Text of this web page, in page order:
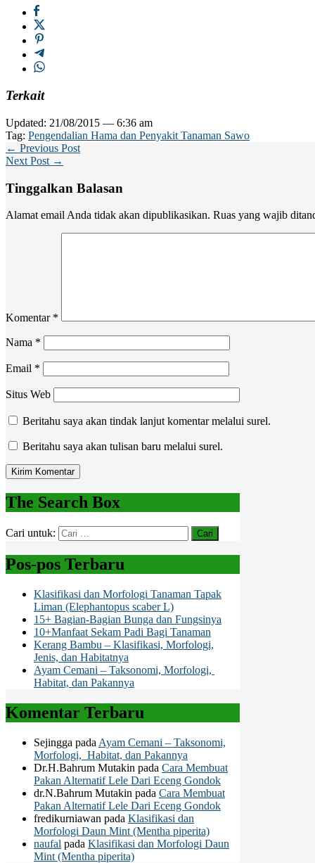
Terkait
Updated: 21/08/2015 — 6:36 am
Tag: Pengendalian Hama dan Penyakit Tanaman Sawo
← Previous Post
Next Post →
Tinggalkan Balasan
Alamat email Anda tidak akan dipublikasikan. Ruas yang wajib
Komentar *
Nama *
Email *
Situs Web
Beritahu saya akan tindak lanjut komentar melalui surel.
Beritahu saya akan tulisan baru melalui surel.
The Search Box
Cari untuk:
Pos-pos Terbaru
Klasifikasi dan Morfologi Tanaman Tapak
Liman (Elephantopus scaber L)
15+ Bagian-Bagian Bunga dan Fungsinya
10+Manfaat Sekam Padi Bagi Tanaman
Kerang Bambu – Klasifikasi, Morfologi,
Jenis, dan Habitatnya
Ayam Cemani – Taksonomi, Morfologi,
Habitat, dan Pakannya
Komentar Terbaru
Sejingga pada Ayam Cemani – Taksonomi,
Morfologi, Habitat, dan Pakannya
Dr.H.Bahrum Mutakin pada Cara Membuat
Pakan Alternatif Lele Dari Eceng Gondok
dr.N.Bahrum Mutakin pada Cara Membuat
Pakan Alternatif Lele Dari Eceng Gondok
fredikurniawan pada Klasifikasi dan
Morfologi Daun Mint (Mentha piperita)
naufal pada Klasifikasi dan Morfologi Daun
Mint (Mentha piperita)